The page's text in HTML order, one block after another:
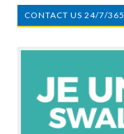
CONTACT US 24/7/365